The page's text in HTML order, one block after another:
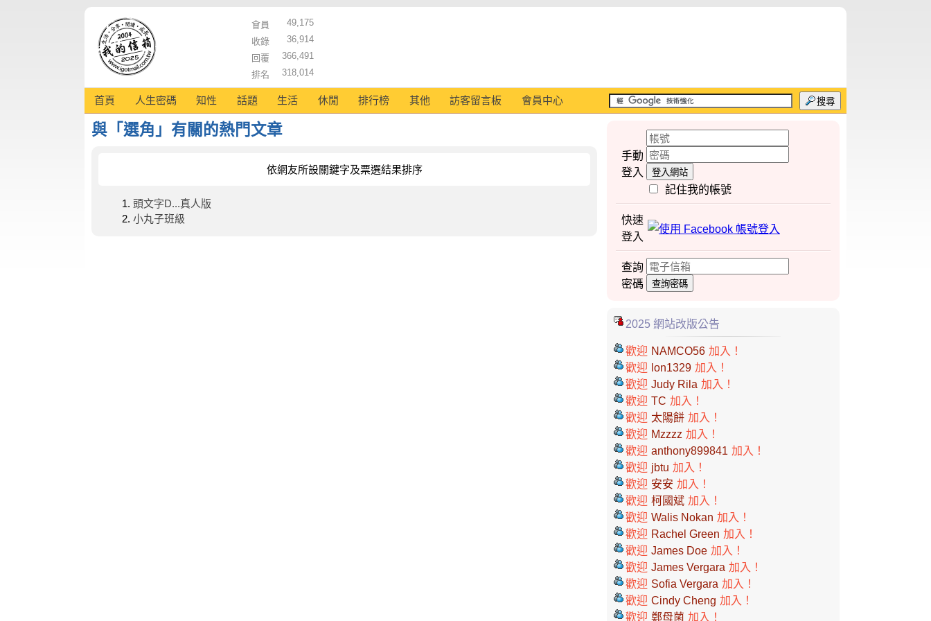
會員
49,175
收錄
36,914
回覆
366,491
排名
318,014
首頁 人生密碼 知性 話題 生活 休閒 排行榜 其他 訪客留言板 會員中心 搜尋
與「選角」有關的熱門文章
依網友所設關鍵字及票選結果排序
頭文字D...真人版
小丸子班級
手動
登入
登入網站
記住我的帳號
快速
登入
查詢
密碼
查詢密碼
2025 網站改版公告
歡迎 NAMCO56 加入！
歡迎 lon1329 加入！
歡迎 Judy Rila 加入！
歡迎 TC 加入！
歡迎 太陽餅 加入！
歡迎 Mzzzz 加入！
歡迎 anthony899841 加入！
歡迎 jbtu 加入！
歡迎 安安 加入！
歡迎 柯國斌 加入！
歡迎 Walis Nokan 加入！
歡迎 Rachel Green 加入！
歡迎 James Doe 加入！
歡迎 James Vergara 加入！
歡迎 Sofia Vergara 加入！
歡迎 Cindy Cheng 加入！
歡迎 鄭母菌 加入！